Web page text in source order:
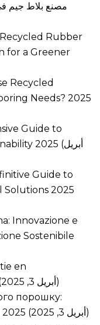
Rubber
for a Greener
Recycled
Needs? 2025
Guide to
2025 (أبريل
Guide to
Solutions 2025
Innovazione e
Sostenibile
en
(أبريل 3, 2025)
порошку:
(أبريل 3, 2025)